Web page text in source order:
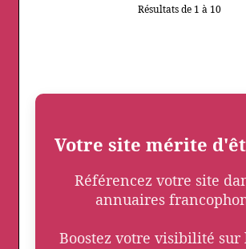
Résultats de 1 à 10
Votre site mérite
Référencez votre site
annuaires
Boostez votre visibilité sur